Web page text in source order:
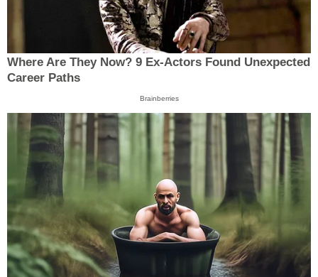
Where Are They Now? 9 Ex-Actors Found Unexpected
Career Paths
Brainberries